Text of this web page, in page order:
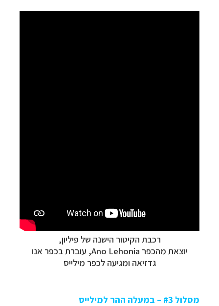
רכבת הקיטור הישנה של פיליון,
יוצאת מהכפר Ano Lehonia, עוברת בכפר אנו
גדזיאה ומגיעה לכפר מילייס
מסלול #3 – במעלה ההר למילייס